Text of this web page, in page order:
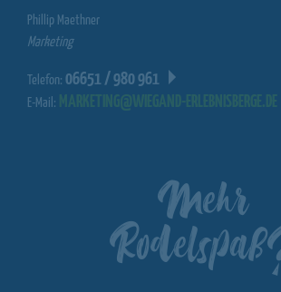
Phillip Maethner
Marketing
Telefon: 06651 / 980 961
E-Mail:
Mehr